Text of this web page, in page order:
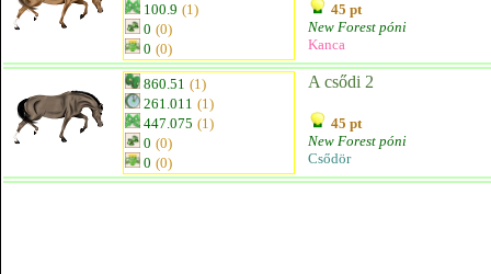
100.9 (1)
0 (0)
0 (0)
45 pt
New Forest póni
Kanca
860.51 (1)
261.011 (1)
447.075 (1)
0 (0)
0 (0)
A csődi 2
45 pt
New Forest póni
Csődör